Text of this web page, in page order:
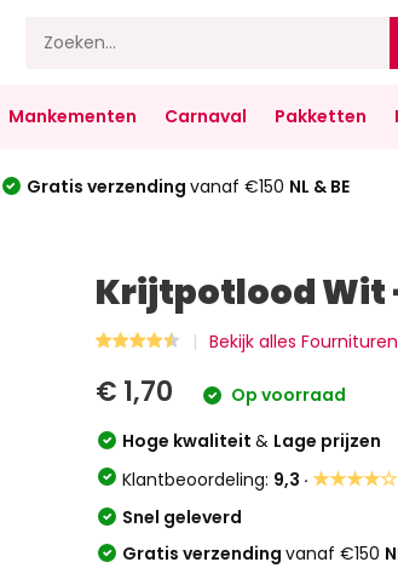
Mankementen Carnaval Pakketten
Gratis verzending vanaf €150 NL & BE
Krijtpotlood Wit
Bekijk alles Fournituren
€ 1,70
Op voorraad
Hoge kwaliteit& Lage prijzen
Klantbeoordeling: 9,3 ·★★★★☆
Snel geleverd
Gratis verzendingvanaf €150